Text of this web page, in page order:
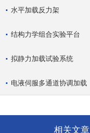
水平加载反力架
结构力学组合实验平台
拟静力加载试验系统
电液伺服多通道协调加载
相关文章